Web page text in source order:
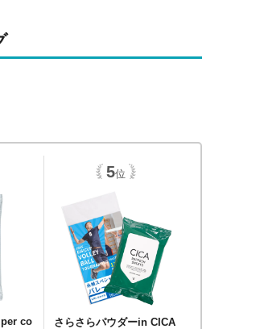
co
位
さらさらパウダーin CICA